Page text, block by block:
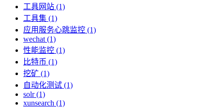
工具网站 (1)
工具集 (1)
应用服务心跳监控 (1)
wechat (1)
性能监控 (1)
比特币 (1)
挖矿 (1)
自动化测试 (1)
solr (1)
xunsearch (1)